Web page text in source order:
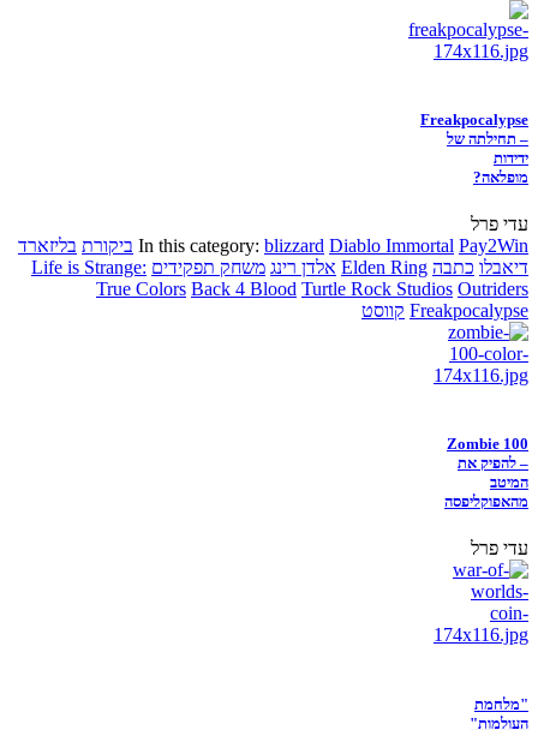
Freakpocalypse
– תחילתה של
ידידות
מופלאה?
עדי פרל
In this category: blizzard Diablo Immortal Pay2Win ביקורת בליזארד
דיאבלו כתבה Elden Ring אלדן רינג משחק תפקידים Life is Strange:
True Colors Back 4 Blood Turtle Rock Studios Outriders
Freakpocalypse קווסט
Zombie 100
– להפיק את
המיטב
מהאפוקליפסה
עדי פרל
"מלחמת
העולמות"